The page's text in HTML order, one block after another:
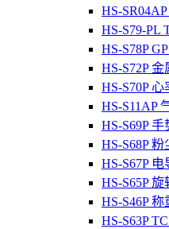
HS-
HS-S79-PL
HS-S78P
HS-S72P
HS-S70P
HS-S11AP
HS-S69P
HS-S68P
HS-S67P
HS-S65P
HS-S46P
HS-S63P